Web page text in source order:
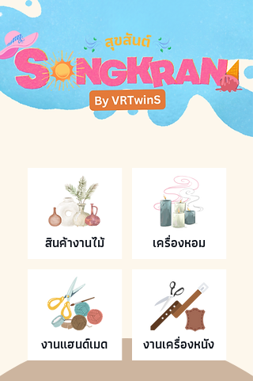
สินค้างานไม้
งานแฮนด์เมด
เครื่องหอม
งานเครื่องหนัง